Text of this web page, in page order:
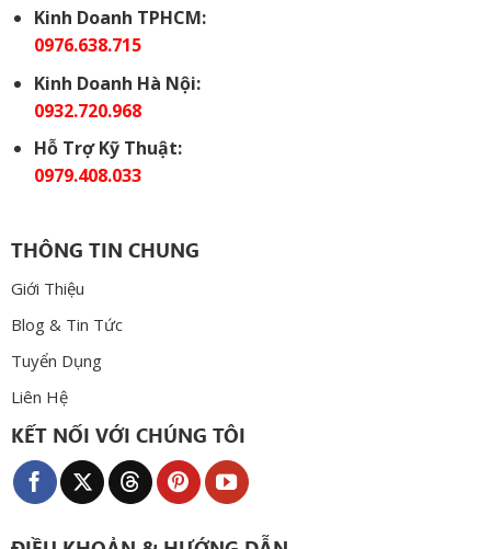
Kinh Doanh TPHCM:
0976.638.715
Kinh Doanh Hà Nội:
0932.720.968
Hỗ Trợ Kỹ Thuật:
0979.408.033
THÔNG TIN CHUNG
Giới Thiệu
Blog & Tin Tức
Tuyển Dụng
Liên Hệ
KẾT NỐI VỚI CHÚNG TÔI